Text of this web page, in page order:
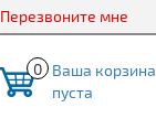
Перезвоните мне
0 Ваша корзина
пуста